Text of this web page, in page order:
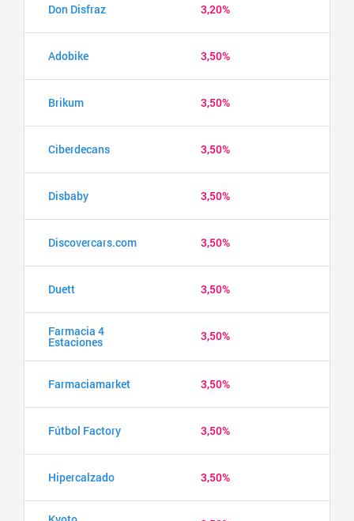
Don Disfraz 3,20%
Adobike 3,50%
Brikum 3,50%
Ciberdecans 3,50%
Disbaby 3,50%
Discovercars.com 3,50%
Duett 3,50%
Farmacia 4
Estaciones 3,50%
Farmaciamarket 3,50%
Fútbol Factory 3,50%
Hipercalzado 3,50%